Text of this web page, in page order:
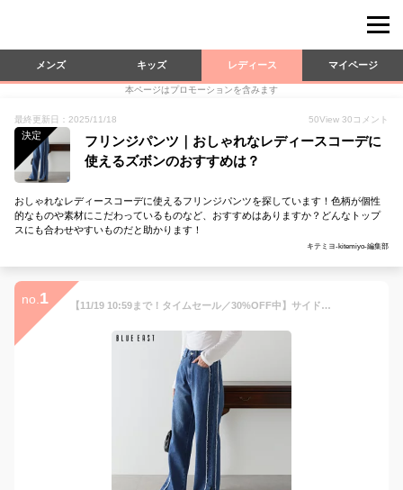
メンズ キッズ レディース マイページ
本ページはプロモーションを含みます
最終更新日：2025/11/18 50View 30 コメント
決定
フリンジパンツ｜おしゃれなレディースコーデに
使えるズボンのおすすめは？
おしゃれなレディースコーデに使えるフリンジパンツを探しています！色柄が個性
的なものや素材にこだわっているものなど、おすすめはありますか？どんなトップ
スにも合わせやすいものだと助かります！
キテミヨ-kitemiyo-編集部
no. 1 【11/19 10:59まで！タイムセール／30%OFF中】サイドフリンジデニム デニムパンツ ジーンズ ボトムス レディース ストレート ハイウエスト フリンジ スリット ハート型 ボタン ブルー パンツ シンプル カジュアル きれいめ おしゃれ トレンド かわいい BLUEEAST